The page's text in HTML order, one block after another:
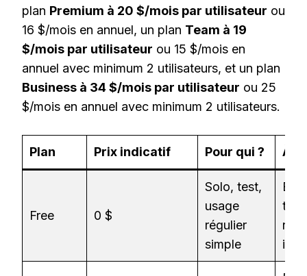
plan Premium à 20 $/mois par utilisateur ou
16 $/mois en annuel, un plan Team à 19
$/mois par utilisateur ou 15 $/mois en
annuel avec minimum 2 utilisateurs, et un plan
Business à 34 $/mois par utilisateur ou 25
$/mois en annuel avec minimum 2 utilisateurs.
Plan Prix indicatif Pour qui ? À
Free 0 $
Solo, test,
usage
régulier
simple